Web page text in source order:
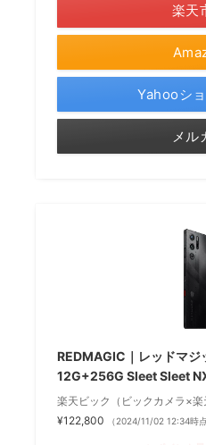
楽天
Yahooシ
メル
REDMAGIC｜レッドマ
12G+256G Sleet Sleet
楽天ビック（ビックカメラ×楽
¥122,800
（2024/11/02 12:34時